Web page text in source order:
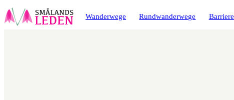
Wanderwege Rundwanderwege